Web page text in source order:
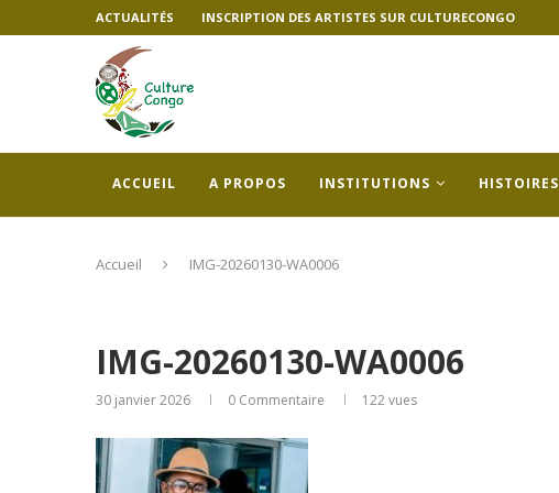
ACTUALITÉS INSCRIPTION DES ARTISTES SUR CULTURECONGO
ACCUEIL A PROPOS INSTITUTIONS HISTOIRES
Accueil IMG-20260130-WA0006
IMG-20260130-WA0006
30 janvier 2026 0 Commentaire 122vues